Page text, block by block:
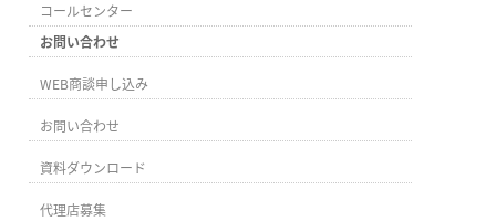
コールセンター
お問い合わせ
WEB商談申し込み
お問い合わせ
資料ダウンロード
代理店募集